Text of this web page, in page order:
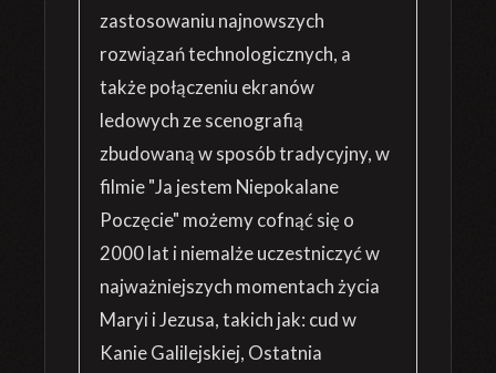
zastosowaniu najnowszych
rozwiązań technologicznych, a
także połączeniu ekranów
ledowych ze scenografią
zbudowaną w sposób tradycyjny, w
filmie "Ja jestem Niepokalane
Poczęcie" możemy cofnąć się o
2000 lat i niemalże uczestniczyć w
najważniejszych momentach życia
Maryi i Jezusa, takich jak: cud w
Kanie Galilejskiej, Ostatnia